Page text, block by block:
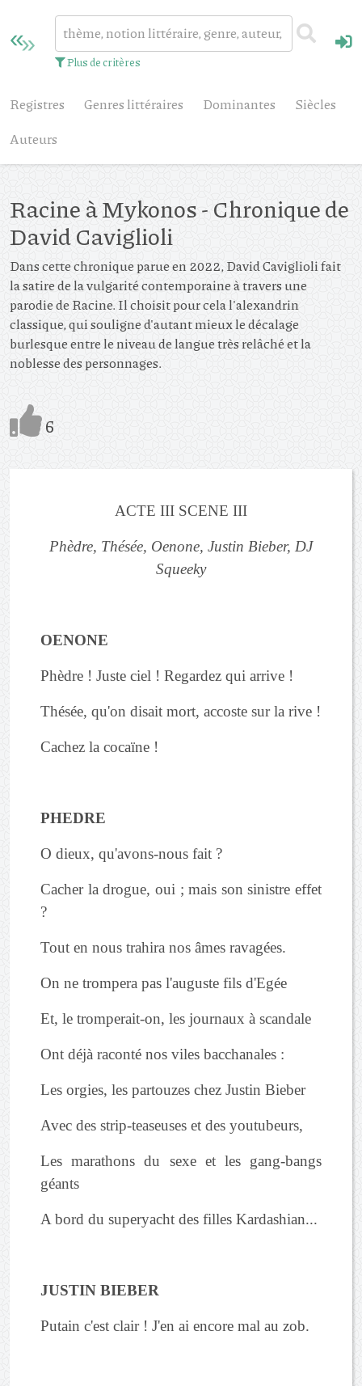
Plus de critères
Registres Genres littéraires Dominantes
Siècles
Auteurs
Racine à Mykonos - Chronique de
David Caviglioli
Dans cette chronique parue en 2022, David Caviglioli fait
la satire de la vulgarité contemporaine à travers une
parodie de Racine. Il choisit pour cela l'alexandrin
classique, qui souligne d'autant mieux le décalage
burlesque entre le niveau de langue très relâché et la
noblesse des personnages.
6
ACTE III SCENE III
Phèdre, Thésée, Oenone, Justin Bieber, DJ
Squeeky
OENONE
Phèdre ! Juste ciel ! Regardez qui arrive !
Thésée, qu'on disait mort, accoste sur la rive !
Cachez la cocaïne !
PHEDRE
O dieux, qu'avons-nous fait ?
Cacher la drogue, oui ; mais son sinistre effet
?
Tout en nous trahira nos âmes ravagées.
On ne trompera pas l'auguste fils d'Egée
Et, le tromperait-on, les journaux à scandale
Ont déjà raconté nos viles bacchanales :
Les orgies, les partouzes chez Justin Bieber
Avec des strip-teaseuses et des youtubeurs,
Les marathons du sexe et les gang-bangs
géants
A bord du superyacht des filles Kardashian...
JUSTIN BIEBER
Putain c'est clair ! J'en ai encore mal au zob.